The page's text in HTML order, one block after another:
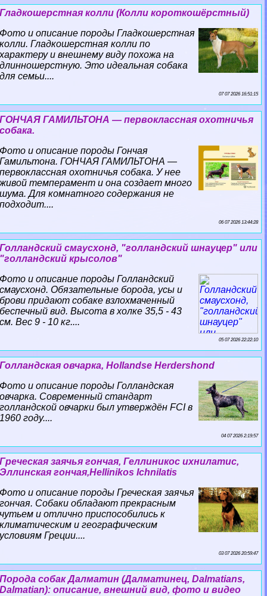
Гладкошерстная колли (Колли короткошёрстный)
Фото и описание породы Гладкошерстная
колли. Гладкошерстная колли по
хаpaктеру и внешнему виду похожа на
длинношерстную. Это идеальная собака
для семьи....
07 07 2026 16:51:15
ГОНЧАЯ ГАМИЛЬТОНА — первоклассная охотничья
собака.
Фото и описание породы Гончая
Гамильтона. ГОНЧАЯ ГАМИЛЬТОНА —
первоклассная охотничья собака. У нее
живой темперамент и она создает много
шума. Для комнатного содержания не
подходит....
06 07 2026 13:44:28
Голландский смаусхонд, "голландский шнауцер" или
"голландский крысолов"
Фото и описание породы Голландский
смаусхонд. Обязательные борода, усы и
брови придают собаке взлохмаченный
беспечный вид. Высота в холке 35,5 - 43
см. Вес 9 - 10 кг....
05 07 2026 22:22:10
Голландская овчарка, Hollandse Herdershond
Фото и описание породы Голландская
овчарка. Современный стандарт
голландской овчарки был утверждён FCI в
1960 году....
04 07 2026 2:19:57
Греческая заячья гончая, Геллиникос ихнилатис,
Эллинская гончая,Hellinikos Ichnilatis
Фото и описание породы Греческая заячья
гончая. Собаки обладают прекрасным
чутьем и отлично приспособились к
климатическим и географическим
условиям Греции....
03 07 2026 20:59:47
Порода собак Далматин (Далматинец, Dalmatians,
Dalmatian): описание, внешний вид, фото и видео